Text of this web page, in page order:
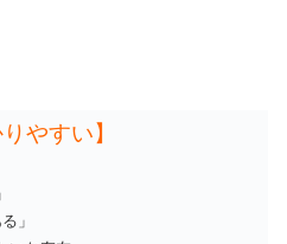
やすい】
」